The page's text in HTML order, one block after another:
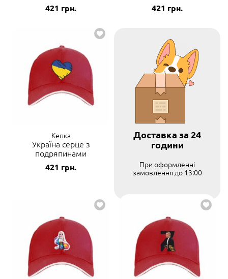
421 грн. 421 грн.
Кепка
Україна серце з
подряпинами
421 грн.
Доставка за 24
години
При оформленні
замовлення до 13:00